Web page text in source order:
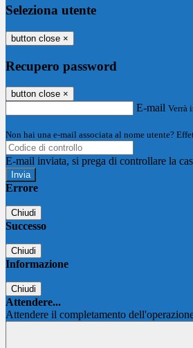
Seleziona utente
button close ×
Recupero password
button close ×
E-mail Verrà
Non hai una e-mail associata al nome utente?
E-mail inviata, si prega di controllare la
Errore
Chiudi
Successo
Chiudi
Informazione
Chiudi
Attendere...
Attendere il completamento